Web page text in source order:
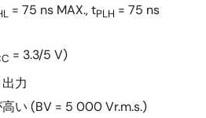
= 75 ns MAX., tPLH = 75 ns
= 3.3/5 V)
力
い (BV = 5 000 Vr.m.s.)